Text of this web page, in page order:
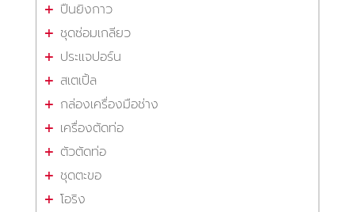
ปืนยิงกาว
ชุดซ่อมเกลียว
ประแจปอร์น
สเตเปิ้ล
กล่องเครื่องมือช่าง
เครื่องตัดท่อ
ตัวตัดท่อ
ชุดตะขอ
โอริง